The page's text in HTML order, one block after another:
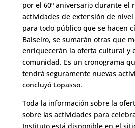
por el 60º aniversario durante el
actividades de extensión de
para todo público que se hacen
Balseiro, se sumarán otras que
enriquecerán la oferta cultural y
comunidad. Es un cronograma
tendrá seguramente nuevas
concluyó Lopasso.
Toda la información sobre la
sobre las actividades para
Instituto está disponible en el